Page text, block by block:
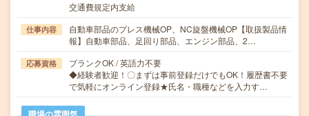
交通費規定内支給
仕事内容
自動車部品のプレス機械OP、NC旋盤機械OP【取扱製品情
報】自動車部品、足回り部品、エンジン部品、2…
応募資格
ブランクOK / 英語力不要
◆経験者歓迎！〇まずは事前登録だけでもOK！履歴書不要
で気軽にオンライン登録★氏名・職種などを入力す…